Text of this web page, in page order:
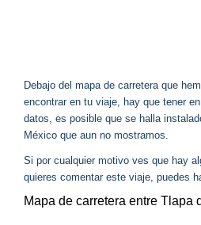
Debajo del mapa de carretera que
encontrar en tu viaje, hay que tener
datos, es posible que se halla
México que aun no mostramos.
Si por cualquier motivo ves que hay
quieres comentar este viaje, puedes
Mapa de carretera entre Tlapa